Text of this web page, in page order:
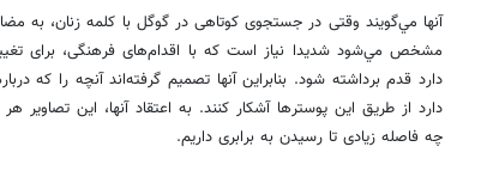
آنها مي‌گويند وقتی در جستجوی كوتاهی در گوگل با كلمه زنان، به
مشخص مي‌شود شدیدا نیاز است كه با اقدام‌های فرهنگی، برای
دارد قدم برداشته شود. بنابراين آنها تصمیم گرفته‌اند آنچه را كه
دارد از طریق این پوسترها آشكار كنند. به اعتقاد آنها، این
چه فاصله زیادی تا رسیدن به برابری داریم.